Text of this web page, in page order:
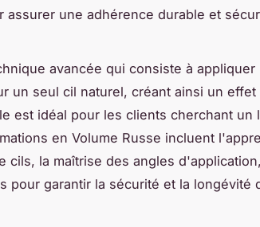
une adhérence durable et
avancée qui consiste à appliquer
un seul cil naturel, créant ainsi un effet
est idéal pour les clients cherchant un
en Volume Russe incluent
cils, la maîtrise des angles
pour garantir la sécurité et la longévité